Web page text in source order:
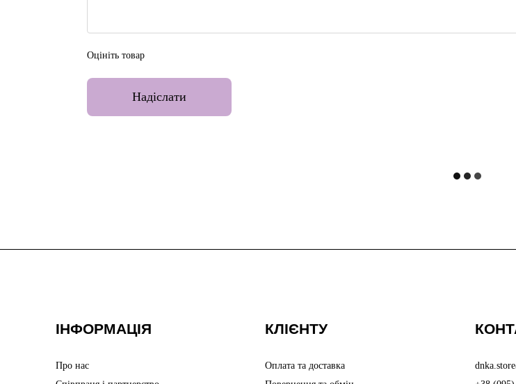
Оцініть товар
Надіслати
ІНФОРМАЦІЯ
Про нас
КЛІЄНТУ
Оплата та доставка